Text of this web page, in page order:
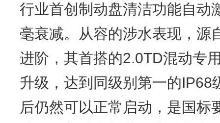
行业首创制动盘清洁功能自动
毫衰减。从容的涉水表现，源
进阶，其首搭的2.0TD混动专
升级，达到同级别第一的IP68
后仍然可以正常启动，是国标